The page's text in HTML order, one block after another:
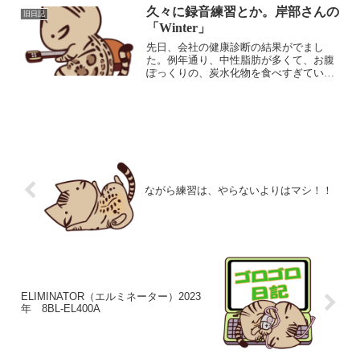
本来バックステップは５万円程度で位置
の調整ができる代物ですが...
旧日記
久々に録音練習とか。岸部さんの
「Winter」
先日、会社の健康診断の結果がでまし
た。例年通り、中性脂肪が多くて、お腹
ぽっくりの、炭水化物を食べすぎている
ながら練習は、やらないよりはマシ！！
ELIMINATOR（エルミネーター）2023
年 8BL-EL400A